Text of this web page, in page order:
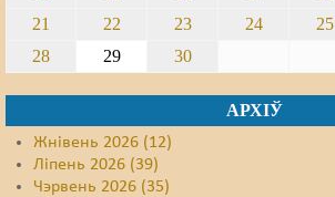
21
22 23 24 25
28
29 30
АРХІЎ
Жнівень 2026 (12)
Ліпень 2026 (39)
Чэрвень 2026 (35)
Экалёгія
Правы працоўных